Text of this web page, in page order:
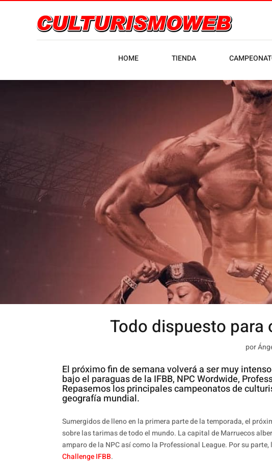
HOME TIENDA
Todo dispuesto
por
El próximo fin de semana volverá a ser muy
bajo el paraguas de la IFBB, NPC Wordwide,
Repasemos los principales campeonatos de
geografía mundial.
Sumergidos de lleno en la primera parte de la temporada, el
sobre las tarimas de todo el mundo. La capital de Marruecos
amparo de la NPC así como la Professional League. Por su
Challenge IFBB.